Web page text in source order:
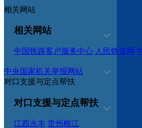
相关网站
相关网站
中国铁路客户服务中心 人民铁道网
中央国家机关举报网站
对口支援与定点帮扶
对口支援与定点帮扶
江西永丰 贵州榕江